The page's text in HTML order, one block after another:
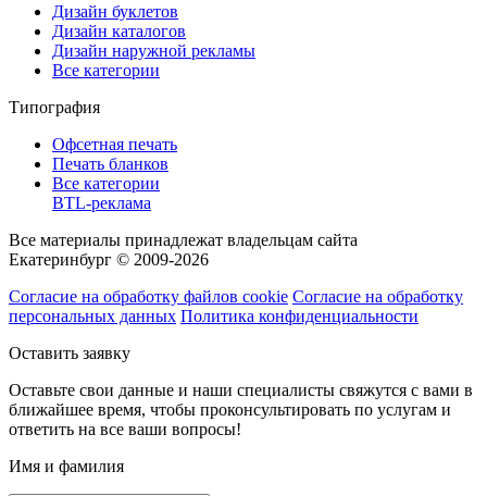
Дизайн буклетов
Дизайн каталогов
Дизайн наружной рекламы
Все категории
Типография
Офсетная печать
Печать бланков
Все категории
BTL-реклама
Все материалы принадлежат владельцам сайта
Екатеринбург © 2009-2026
Согласие на обработку файлов cookie Согласие на обработку
персональных данных Политика конфиденциальности
Оставить заявку
Оставьте свои данные и наши специалисты свяжутся с вами в
ближайшее время, чтобы проконсультировать по услугам и
ответить на все ваши вопросы!
Имя и фамилия